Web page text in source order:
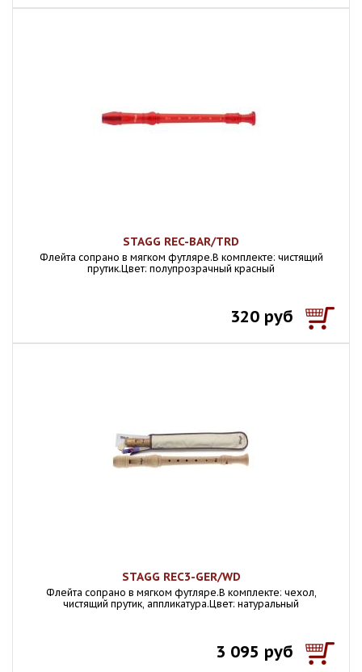
STAGG REC-BAR/TRD
Флейта сопрано в мягком футляре.В комплекте: чистящий
прутик.Цвет: полупрозрачный красный
320 руб
STAGG REC3-GER/WD
Флейта сопрано в мягком футляре.В комплекте: чехол,
чистящий прутик, аппликатура.Цвет: натуральный
3 095 руб